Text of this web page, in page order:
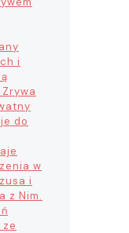
i
do
w
i
z Nim.